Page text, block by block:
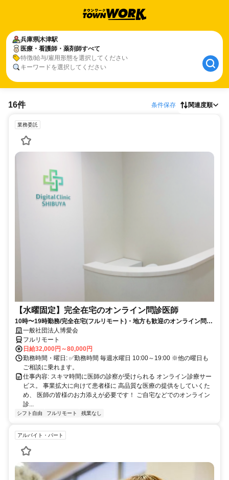
兵庫県木津駅
医療・看護師・薬剤師すべて
特徴/給与/雇用形態を選択してください
キーワードを選択してください
16件 条件保存 関連度順
業務委託
【水曜固定】完全在宅のオンライン問診医師
10時〜19時勤務/完全在宅(フルリモート)・地方も歓迎のオンライン問診
業務一般社団法人博愛会
フルリモート
日給32,000円～80,000円
勤務時間・曜日: ✅勤務時間 毎週水曜日 10:00～19:00 ※他の曜日も
ご相談に乗れます。
仕事内容: スキマ時間に医師の診察が受けられる オンライン診療サー
ビス。 事業拡大に向けて患者様に 高品質な医療の提供をしていくた
め、 医師の皆様のお力添えが必要です！ ご自宅などでのオンライン
診...
シフト自由 フルリモート 残業なし
アルバイト・パート